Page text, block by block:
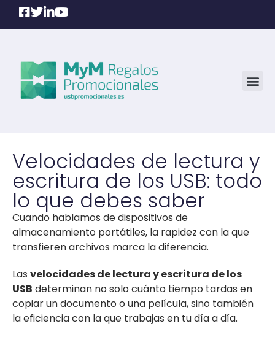
Velocidades de lectura y
escritura de los USB: todo
lo que debes saber
Cuando hablamos de dispositivos de
almacenamiento portátiles, la rapidez con la que
transfieren archivos marca la diferencia.
Las velocidades de lectura y escritura de los
USB determinan no solo cuánto tiempo tardas en
copiar un documento o una película, sino también
la eficiencia con la que trabajas en tu día a día.